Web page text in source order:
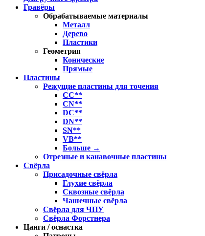
Гравёры
Обрабатываемые материалы
Металл
Дерево
Пластики
Геометрия
Конические
Прямые
Пластины
Режущие пластины для точения
CC**
CN**
DC**
DN**
SN**
VB**
Больше →
Отрезные и канавочные пластины
Свёрла
Присадочные свёрла
Глухие свёрла
Сквозные свёрла
Чашечные свёрла
Свёрла для ЧПУ
Свёрла Форстнера
Цанги / оснастка